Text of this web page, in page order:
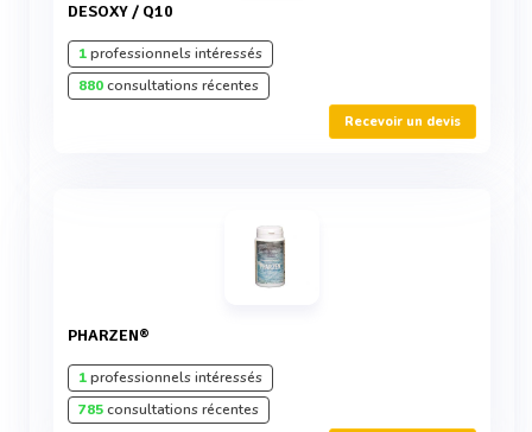
DESOXY / Q10
1professionnels intéressés
880consultations récentes
Recevoir un devis
PHARZEN®
1professionnels intéressés
785consultations récentes